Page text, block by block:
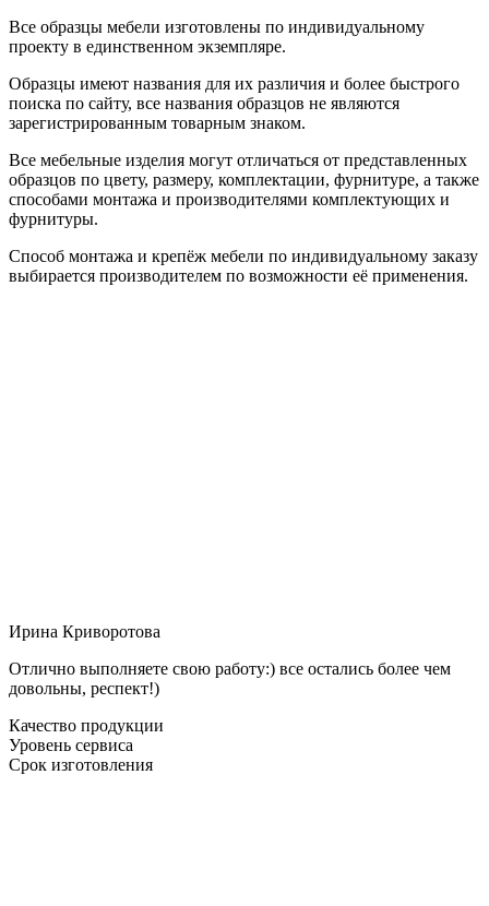
Все образцы мебели изготовлены по индивидуальному
проекту в единственном экземпляре.
Образцы имеют названия для их различия и более быстрого
поиска по сайту, все названия образцов не являются
зарегистрированным товарным знаком.
Все мебельные изделия могут отличаться от представленных
образцов по цвету, размеру, комплектации, фурнитуре, а также
способами монтажа и производителями комплектующих и
фурнитуры.
Способ монтажа и крепёж мебели по индивидуальному заказу
выбирается производителем по возможности её применения.
Ирина Криворотова
Отлично выполняете свою работу:) все остались более чем
довольны, респект!)
Качество продукции
Уровень сервиса
Срок изготовления